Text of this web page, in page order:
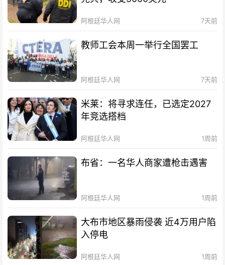
阿根廷华人网 7天前
教师工会本周一举行全国罢工
阿根廷华人网 7天前
米莱：将寻求连任，已选定2027
年竞选搭档
阿根廷华人网 1周前
布省：一名华人商家遭枪击遇害
阿根廷华人网 1周前
大布市地区暴雨侵袭 近4万用户陷
入停电
阿根廷华人网 1周前